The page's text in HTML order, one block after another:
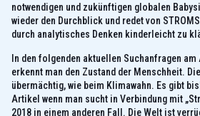
notwendigen und zukünftigen globalen
wieder den Durchblick und redet von
durch analytisches Denken kinderleicht zu
In den folgenden aktuellen Suchanfragen am
erkennt man den Zustand der Menschheit.
übermächtig, wie beim Klimawahn. Es gibt
Artikel wenn man sucht in Verbindung mit
2018 in einem anderen Fall. Die Welt ist